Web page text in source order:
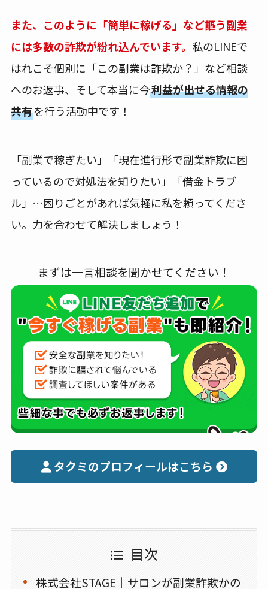
また、このように「簡単に稼げる」など謳う副業
には多数の詐欺が紛れ込んでいます。 私のLINEで
はれこそ個別に「この副業は詐欺か？」など相談
へのお返事、そして本当に今利益が出せる情報の
共有を行う活動中です！
「副業で稼ぎたい」「現在進行形で副業詐欺に困
っているので対処法を知りたい」「借金トラブ
ル」…困りごとがあれば気軽に私を頼ってくださ
い。力を合わせて解決しましょう！
まずは一言相談を聞かせてください！
タクミのプロフィールはこちら
目次
株式会社STAGE｜サロンが副業詐欺かの